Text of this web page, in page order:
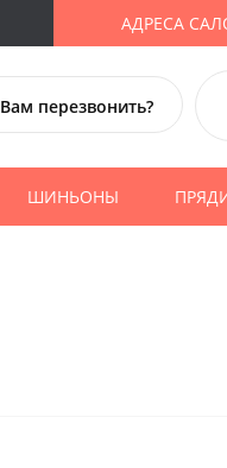
АДРЕСА
Вам перезвонить?
ШИНЬОНЫ